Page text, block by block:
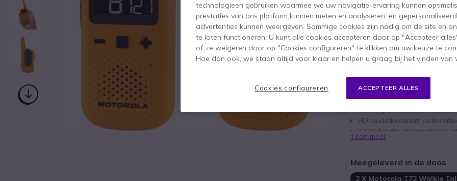
89 productenop voorraad
1 jaar Fabrieksgarantie
Paar compacte en robuuste
Frequentieband: PMR446
HD-audiokwaliteit:
iVOX-functie: automatische
Bereik tot 8 km (afhankelijk
IP54-gecertificeerd:
Toon meer
Meegeleverd in de doos
2 X Motorola T72 Walkie
technologieën gebruiken waarmee we uw navigatie-ervaring kunnen
prestaties van ons platform kunnen meten en analyseren, en
advertenties kunnen weergeven. Sommige cookies zijn nodig om de site en
te laten functioneren. U kunt alle cookies accepteren door op "Accepteer
of ze weigeren door op "Cookies configureren" te klikken om uw keuze te
Hoe dan ook, we staan altijd voor klaar en helpen u graag bij het vinden van
ACCEPTEER ALLES
Cookies configureren